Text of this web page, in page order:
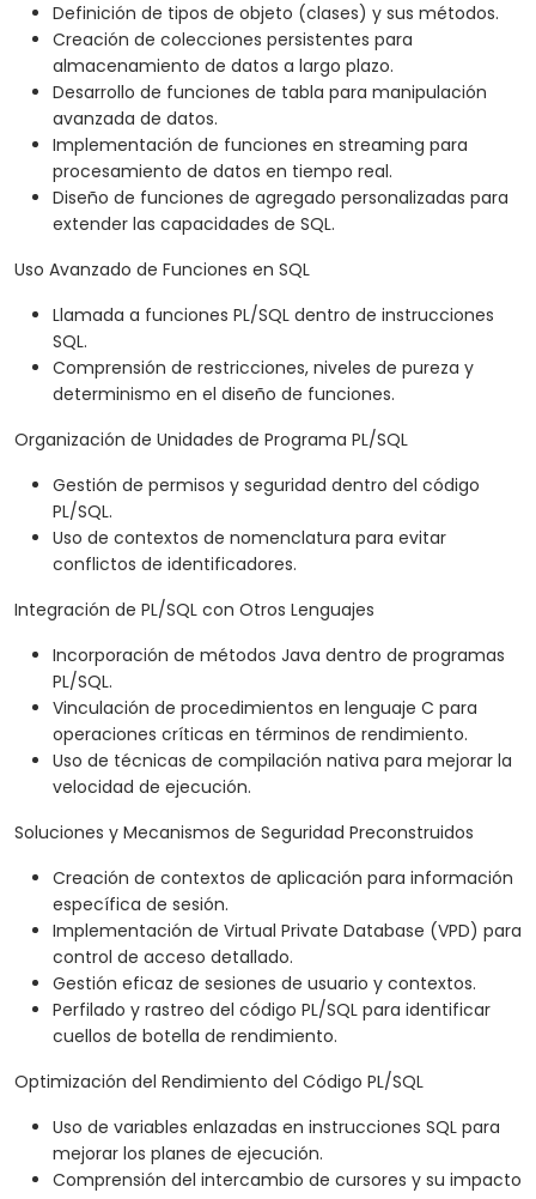
Definición de tipos de objeto (clases) y sus métodos.
Creación de colecciones persistentes para
almacenamiento de datos a largo plazo.
Desarrollo de funciones de tabla para manipulación
avanzada de datos.
Implementación de funciones en streaming para
procesamiento de datos en tiempo real.
Diseño de funciones de agregado personalizadas para
extender las capacidades de SQL.
Uso Avanzado de Funciones en SQL
Llamada a funciones PL/SQL dentro de instrucciones
SQL.
Comprensión de restricciones, niveles de pureza y
determinismo en el diseño de funciones.
Organización de Unidades de Programa PL/SQL
Gestión de permisos y seguridad dentro del código
PL/SQL.
Uso de contextos de nomenclatura para evitar
conflictos de identificadores.
Integración de PL/SQL con Otros Lenguajes
Incorporación de métodos Java dentro de programas
PL/SQL.
Vinculación de procedimientos en lenguaje C para
operaciones críticas en términos de rendimiento.
Uso de técnicas de compilación nativa para mejorar la
velocidad de ejecución.
Soluciones y Mecanismos de Seguridad Preconstruidos
Creación de contextos de aplicación para información
específica de sesión.
Implementación de Virtual Private Database (VPD) para
control de acceso detallado.
Gestión eficaz de sesiones de usuario y contextos.
Perfilado y rastreo del código PL/SQL para identificar
cuellos de botella de rendimiento.
Optimización del Rendimiento del Código PL/SQL
Uso de variables enlazadas en instrucciones SQL para
mejorar los planes de ejecución.
Comprensión del intercambio de cursores y su impacto